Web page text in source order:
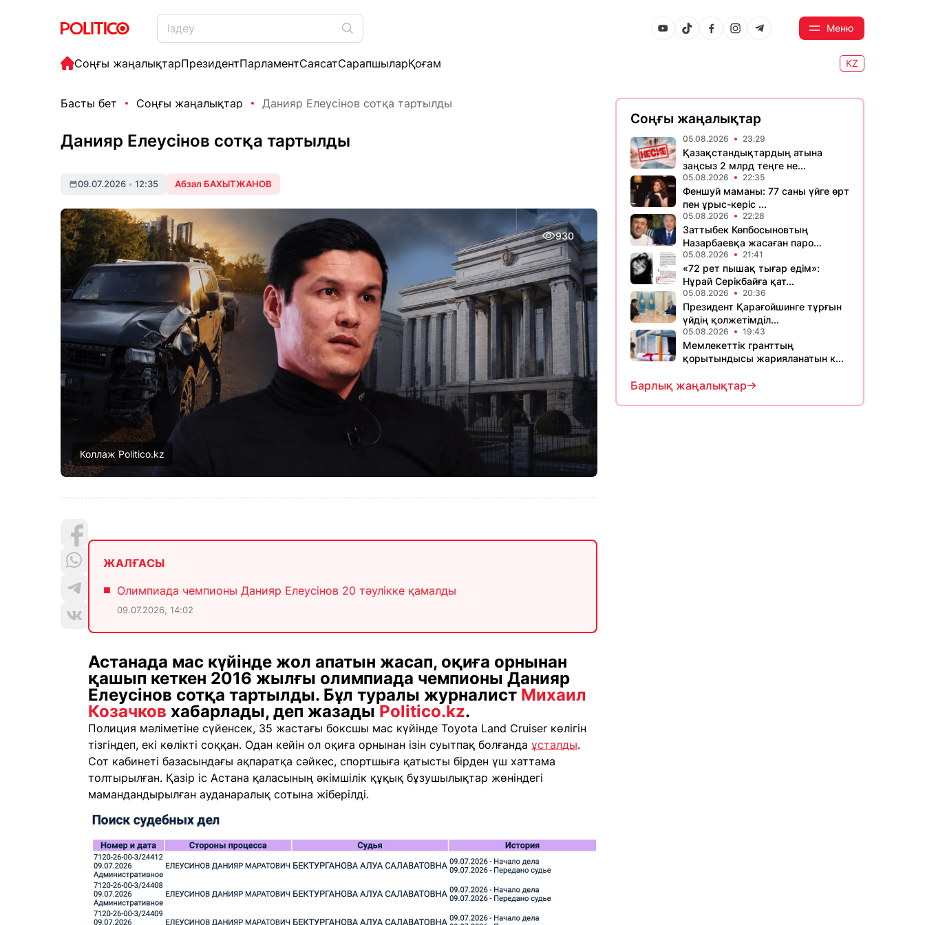
Меню
Соңғы жаңалықтарПрезидентПарламентСаясатСарапшыларҚоғам KZ
Басты бет Соңғы жаңалықтар Данияр Елеусінов сотқа тартылды
Данияр Елеусінов сотқа тартылды
09.07.2026 • 12:35 Абзал БАХЫТЖАНОВ
930
Коллаж Politico.kz
ЖАЛҒАСЫ
Олимпиада чемпионы Данияр Елеусінов 20 тәулікке қамалды
09.07.2026, 14:02
Астанада мас күйінде жол апатын жасап, оқиға орнынан
қашып кеткен 2016 жылғы олимпиада чемпионы Данияр
Елеусінов сотқа тартылды. Бұл туралы журналист Михаил
Козачков хабарлады, деп жазады Politico.kz.
Полиция мәліметіне сүйенсек, 35 жастағы боксшы мас күйінде Toyota Land Cruiser көлігін
тізгіндеп, екі көлікті соққан. Одан кейін ол оқиға орнынан ізін суытпақ болғанда ұсталды.
Сот кабинеті базасындағы ақпаратқа сәйкес, спортшыға қатысты бірден үш хаттама
толтырылған. Қазір іс Астана қаласының әкімшілік құқық бұзушылықтар жөніндегі
мамандандырылған ауданаралық сотына жіберілді.
Соңғы жаңалықтар
05.08.2026 23:29
Қазақстандықтардың атына
заңсыз 2 млрд теңге не...
05.08.2026 22:35
Феншуй маманы: 77 саны үйге өрт
пен ұрыс-керіс ...
05.08.2026 22:28
Заттыбек Көпбосыновтың
Назарбаевқа жасаған паро...
05.08.2026 21:41
«72 рет пышақ тығар едім»:
Нұрай Серікбайға қат...
05.08.2026 20:36
Президент Қарағойшинге тұрғын
үйдің қолжетімділ...
05.08.2026 19:43
Мемлекеттік гранттың
қорытындысы жарияланатын к...
Барлық жаңалықтар